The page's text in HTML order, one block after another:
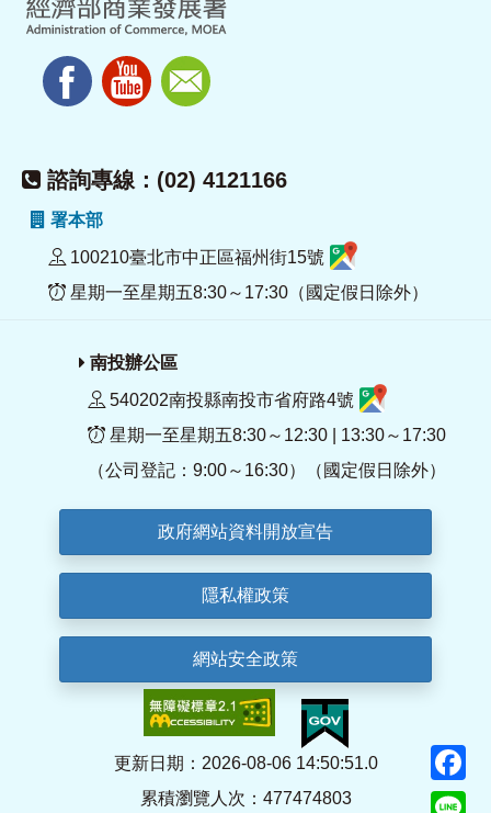
諮詢專線：(02) 4121166
署本部
100210臺北市中正區福州街15號
星期一至星期五8:30～17:30（國定假日除外）
南投辦公區
540202南投縣南投市省府路4號
星期一至星期五8:30～12:30 | 13:30～17:30
（公司登記：9:00～16:30）（國定假日除外）
政府網站資料開放宣告
隱私權政策
網站安全政策
更新日期：2026-08-06 14:50:51.0
累積瀏覽人次：477474803